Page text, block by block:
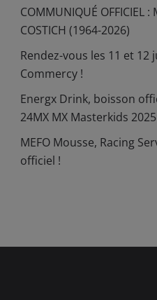
COMMUNIQUÉ OFFICIEL :
COSTICH (1964-2026)
Rendez-vous les 11 et 12
Commercy !
Energx Drink, boisson
24MX MX Masterkids
MEFO Mousse, Racing
officiel !